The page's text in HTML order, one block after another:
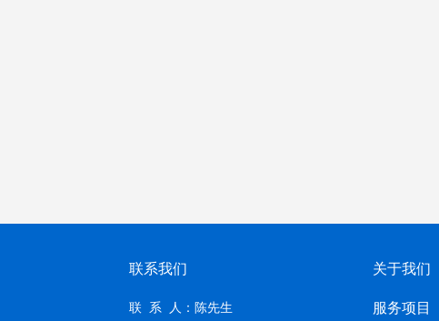
联系我们
联 系 人：陈先生
关于我们
服务项目